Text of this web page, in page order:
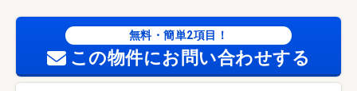
無料・簡単2項目！
この物件にお問い合わせする